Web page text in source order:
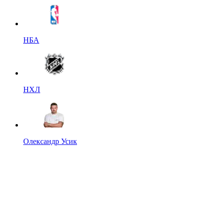
НБА
НХЛ
Олександр Усик